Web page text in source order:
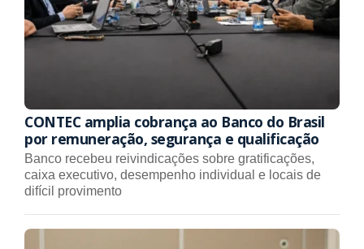
CONTEC amplia cobrança ao Banco do Brasil
por remuneração, segurança e qualificação
Banco recebeu reivindicações sobre gratificações,
caixa executivo, desempenho individual e locais de
difícil provimento